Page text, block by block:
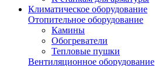
Климатическое оборудование
Отопительное оборудование
Камины
Обогреватели
Тепловые пушки
Вентиляционное оборудование